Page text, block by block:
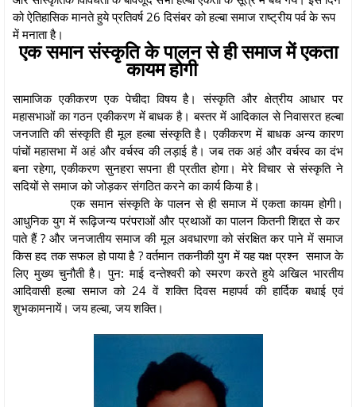
को ऐतिहासिक मानते हुये प्रतिवर्ष 26 दिसंबर को हल्बा समाज राष्ट्रीय पर्व के रूप
में मनाता है।
एक समान संस्कृति के पालन से ही समाज में एकता
कायम होगी
सामाजिक एकीकरण एक पेचीदा विषय है। संस्कृति और क्षेत्रीय आधार पर
महासभाओं का गठन एकीकरण में बाधक है। बस्तर में आदिकाल से निवासरत हल्बा
जनजाति की संस्कृति ही मूल हल्बा संस्कृति है। एकीकरण में बाधक अन्य कारण
पांचों महासभा में अहं और वर्चस्व की लड़ाई है। जब तक अहं और वर्चस्व का दंभ
बना रहेगा, एकीकरण सुनहरा सपना ही प्रतीत होगा। मेरे विचार से संस्कृति ने
सदियों से समाज को जोड़कर संगठित करने का कार्य किया है।
एक समान संस्कृति के पालन से ही समाज में एकता कायम होगी।
आधुनिक युग में रूढ़िजन्य परंपराओं और प्रथाओं का पालन कितनी शिद्दत से कर
पाते हैं ? और जनजातीय समाज की मूल अवधारणा को संरक्षित कर पाने में समाज
किस हद तक सफल हो पाया है ? वर्तमान तकनीकी युग में यह यक्ष प्रश्न समाज के
लिए मुख्य चुनौती है। पुन: माई दन्तेश्वरी को स्मरण करते हुये अखिल भारतीय
आदिवासी हल्बा समाज को 24 वें शक्ति दिवस महापर्व की हार्दिक बधाई एवं
शुभकामनायें। जय हल्बा, जय शक्ति।